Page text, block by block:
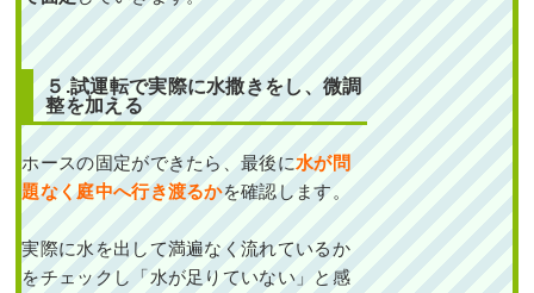
新築一戸建ての北向き
の植栽スペースに高さ
2mのソヨゴを植栽した
作業前 作業後 新築一戸建ての
５.試運転で実際に水撒きをし、微調
整を加える
ホースの固定ができたら、最後に水が問
題なく庭中へ行き渡るかを確認します。
実際に水を出して満遍なく流れているか
をチェックし「水が足りていない」と感